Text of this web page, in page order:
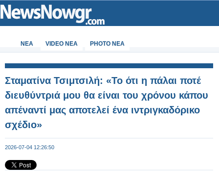
ΝΕΑ VIDEO NEA PHOTO NEA
Σταματίνα Τσιμτσιλή: «Το ότι η πάλαι ποτέ
διευθύντριά μου θα είναι του χρόνου κάπου
απέναντί μας αποτελεί ένα ιντριγκαδόρικο
σχέδιο»
2026-07-04 12:26:50